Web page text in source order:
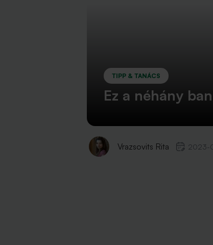
TIPP & TANÁCS
Ez a néhány
Vrazsovits Rita 2023-